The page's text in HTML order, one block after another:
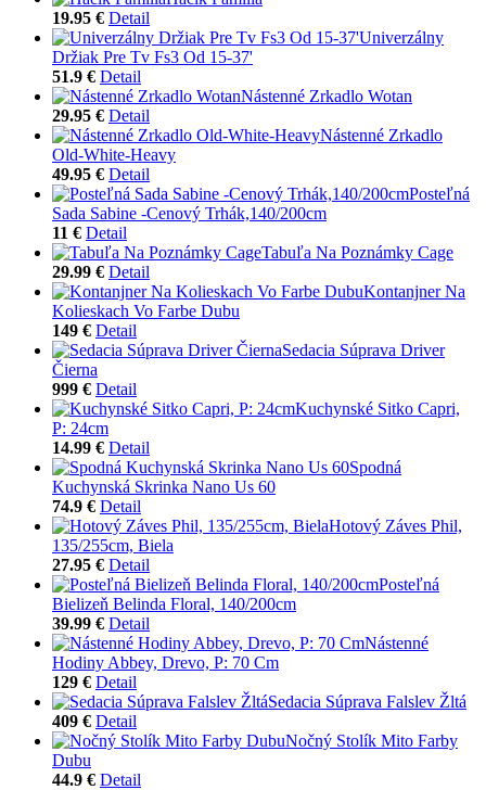
19.95 € Detail
Univerzálny
Držiak Pre Tv Fs3 Od 15-37'
51.9 € Detail
Nástenné Zrkadlo Wotan
29.95 € Detail
Nástenné Zrkadlo
Old-White-Heavy
49.95 € Detail
Posteľná
Sada Sabine -Cenový Trhák,140/200cm
11 € Detail
Tabuľa Na Poznámky Cage
29.99 € Detail
Kontanjner Na
Kolieskach Vo Farbe Dubu
149 € Detail
Sedacia Súprava Driver
Čierna
999 € Detail
Kuchynské Sitko Capri,
P: 24cm
14.99 € Detail
Spodná
Kuchynská Skrinka Nano Us 60
74.9 € Detail
Hotový Záves Phil,
135/255cm, Biela
27.95 € Detail
Posteľná
Bielizeň Belinda Floral, 140/200cm
39.99 € Detail
Nástenné
Hodiny Abbey, Drevo, P: 70 Cm
129 € Detail
Sedacia Súprava Falslev Žltá
409 € Detail
Nočný Stolík Mito Farby
Dubu
44.9 € Detail